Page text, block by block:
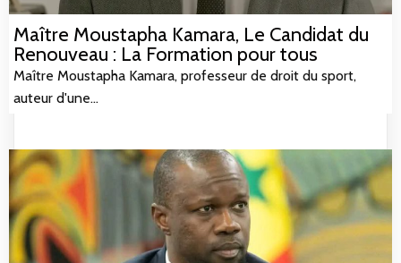
Maître Moustapha Kamara, Le Candidat du
Renouveau : La Formation pour tous
Maître Moustapha Kamara, professeur de droit du sport,
auteur d'une…